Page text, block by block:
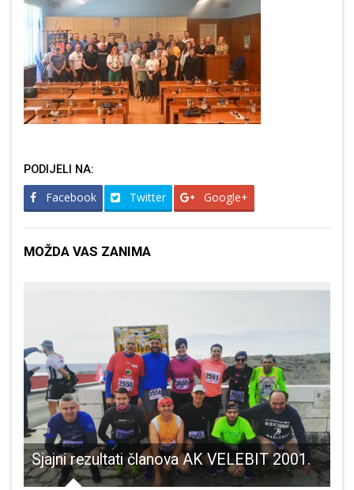
PODIJELI NA:
Facebook Twitter Google+
MOŽDA VAS ZANIMA
Sjajni rezultati članova AK VELEBIT 2001.